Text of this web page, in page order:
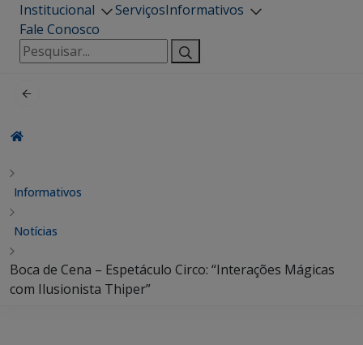
Institucional ServiçosInformativos
Fale Conosco
Pesquisar
por:
Informativos
Notícias
Boca de Cena – Espetáculo Circo: “Interações Mágicas
com Ilusionista Thiper”